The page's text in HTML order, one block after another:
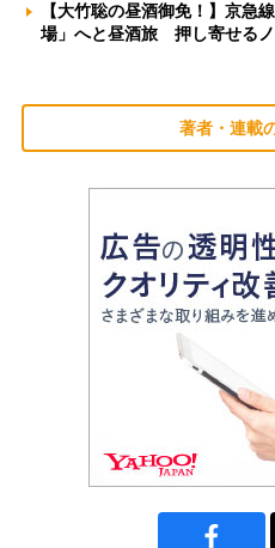
【大竹聡の昼酒御免！】京急
場」へと昼酒旅 押し寄せる
著者・連載